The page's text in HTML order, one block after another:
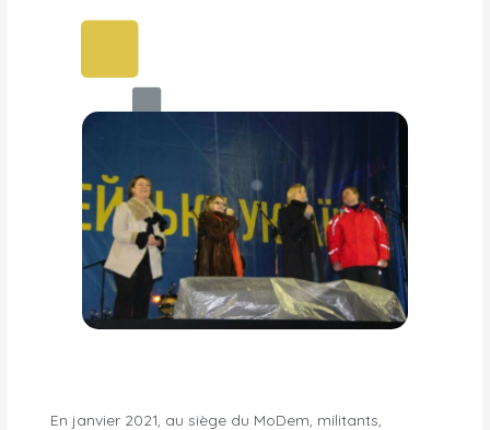
En janvier 2021, au siège du MoDem, militants,